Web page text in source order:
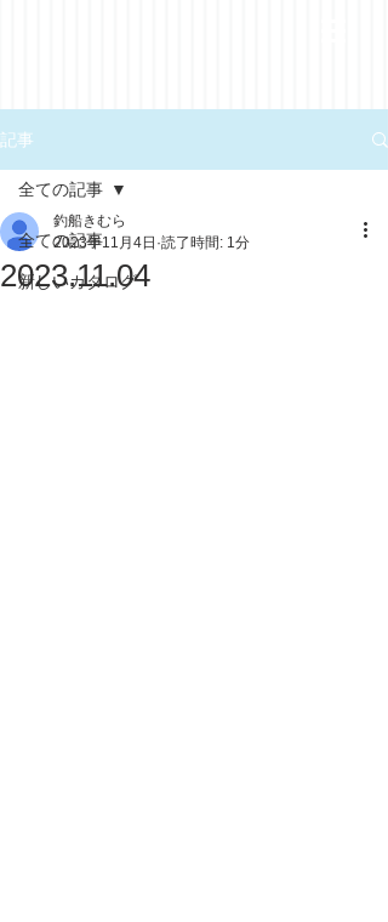
記事
全ての記事
新しいカタログ
全ての記事
2023.11.04
釣船きむら
2023年11月4日 読了時間: 1分